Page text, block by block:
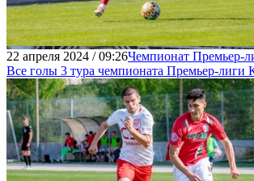
22 апреля 2024 / 09:26Чемпионат Премьер-
Все голы 3 тура чемпионата Премьер-лиги